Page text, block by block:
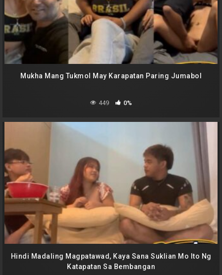
Mukha Mang Tukmol May Karapatan Paring Jumabol
449 0%
Hindi Madaling Magpatawad, Kaya Sana Suklian Mo Ito Ng
Katapatan Sa Bembangan